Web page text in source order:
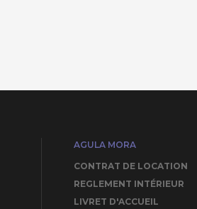
AGULA MORA
CONTRAT DE LOCATION
REGLEMENT INTÉRIEUR
LIVRET D'ACCUEIL